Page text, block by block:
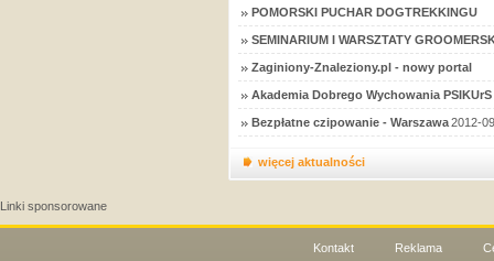
POMORSKI PUCHAR DOGTREKKINGU
SEMINARIUM I WARSZTATY
Zaginiony-Znaleziony.pl - nowy portal
Akademia Dobrego Wychowania
Bezpłatne czipowanie - Warszawa2012-
więcej aktualności
Linki sponsorowane
Kontakt Reklama